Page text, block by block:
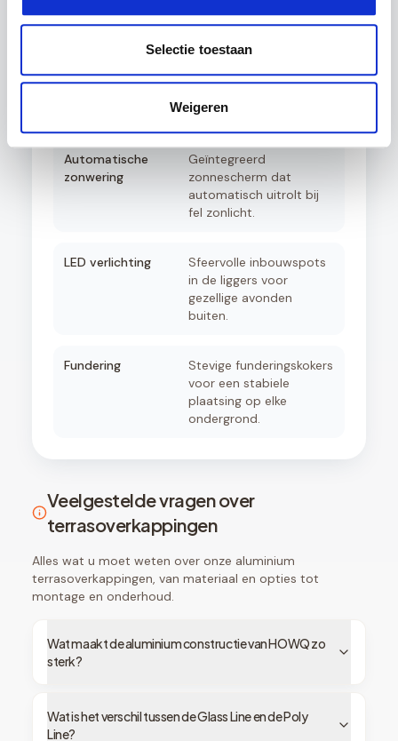
Selectie toestaan
Weigeren
Aluminium zijwandenCreëer privacy en
windbescherming met
rabatpanelen.
Automatische
zonwering
Geïntegreerd
zonnescherm dat
automatisch uitrolt bij
fel zonlicht.
LED verlichting
Sfeervolle inbouwspots
in de liggers voor
gezellige avonden
buiten.
Fundering
Stevige funderingskokers
voor een stabiele
plaatsing op elke
ondergrond.
Veelgestelde vragen over
terrasoverkappingen
Alles wat u moet weten over onze aluminium
terrasoverkappingen, van materiaal en opties tot
montage en onderhoud.
Wat maakt de aluminium constructie van HOWQ zo
sterk?
Wat is het verschil tussen de Glass Line en de Poly
Line?